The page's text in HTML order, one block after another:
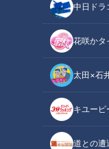
中日ドラ
花咲かタ
太田×石
キユーピ
道との遭
CBCテレビ：画像『キ